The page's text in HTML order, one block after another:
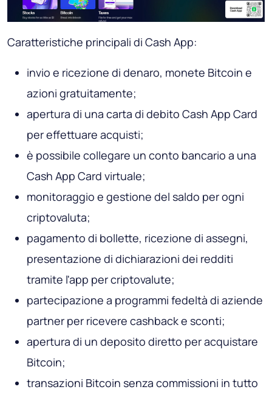
Caratteristiche principali di Cash App:
invio e ricezione di denaro, monete Bitcoin e
azioni gratuitamente;
apertura di una carta di debito Cash App Card
per effettuare acquisti;
è possibile collegare un conto bancario a una
Cash App Card virtuale;
monitoraggio e gestione del saldo per ogni
criptovaluta;
pagamento di bollette, ricezione di assegni,
presentazione di dichiarazioni dei redditi
tramite l'app per criptovalute;
partecipazione a programmi fedeltà di aziende
partner per ricevere cashback e sconti;
apertura di un deposito diretto per acquistare
Bitcoin;
transazioni Bitcoin senza commissioni in tutto